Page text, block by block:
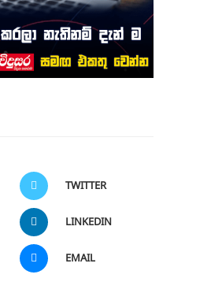
TWITTER
LINKEDIN
EMAIL